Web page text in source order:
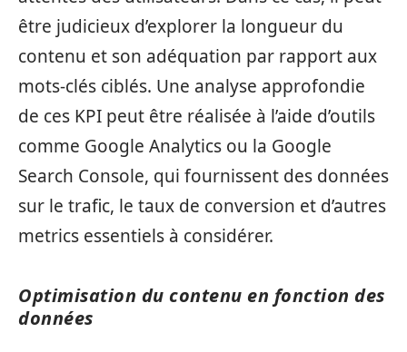
être judicieux d’explorer la longueur du
contenu et son adéquation par rapport aux
mots-clés ciblés. Une analyse approfondie
de ces KPI peut être réalisée à l’aide d’outils
comme Google Analytics ou la Google
Search Console, qui fournissent des données
sur le trafic, le taux de conversion et d’autres
metrics essentiels à considérer.
Optimisation du contenu en fonction des
données